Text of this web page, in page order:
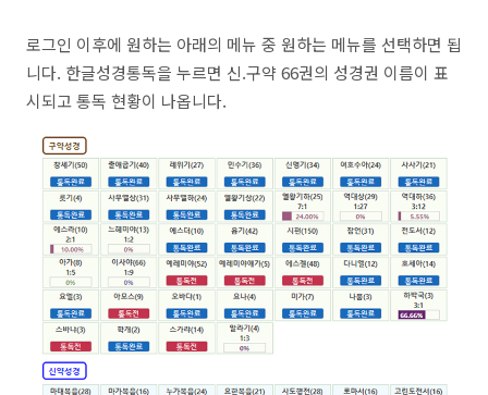
로그인 이후에 원하는 아래의 메뉴 중 원하는 메뉴를 선택하면 됩
니다. 한글성경통독을 누르면 신.구약 66권의 성경권 이름이 표
시되고 통독 현황이 나옵니다.